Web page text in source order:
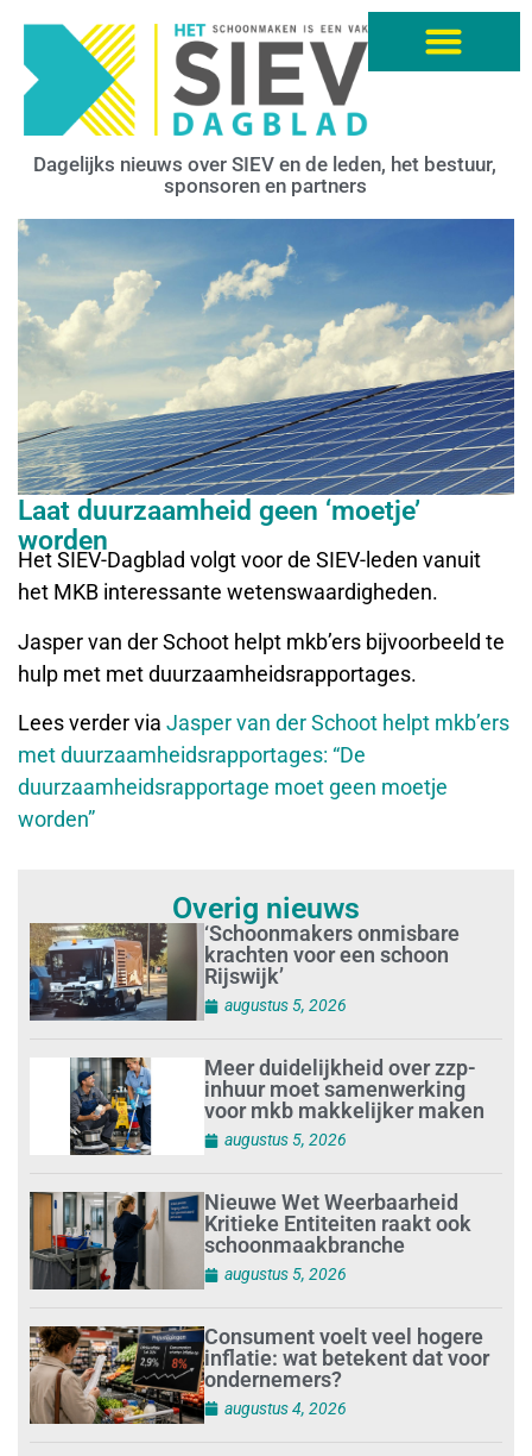
Dagelijks nieuws over SIEV en de leden, het bestuur,
sponsoren en partners
Laat duurzaamheid geen ‘moetje’
worden
Het SIEV-Dagblad volgt voor de SIEV-leden vanuit
het MKB interessante wetenswaardigheden.
Jasper van der Schoot helpt mkb’ers bijvoorbeeld te
hulp met met duurzaamheidsrapportages.
Lees verder via Jasper van der Schoot helpt mkb’ers
met duurzaamheidsrapportages: “De
duurzaamheidsrapportage moet geen moetje
worden”
Overig nieuws
‘Schoonmakers onmisbare
krachten voor een schoon
Rijswijk’
augustus 5, 2026
Meer duidelijkheid over zzp-
inhuur moet samenwerking
voor mkb makkelijker maken
augustus 5, 2026
Nieuwe Wet Weerbaarheid
Kritieke Entiteiten raakt ook
schoonmaakbranche
augustus 5, 2026
Consument voelt veel hogere
inflatie: wat betekent dat voor
ondernemers?
augustus 4, 2026